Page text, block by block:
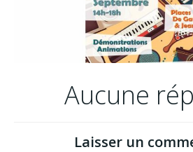
Aucune
Laisser un